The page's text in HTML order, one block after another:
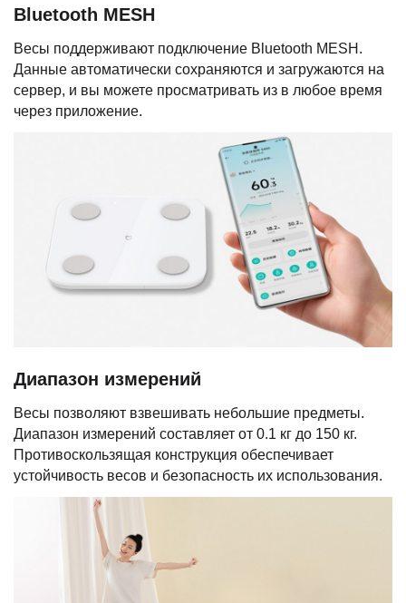
Bluetooth MESH
Весы поддерживают подключение Bluetooth MESH.
Данные автоматически сохраняются и загружаются на
сервер, и вы можете просматривать из в любое время
через приложение.
Диапазон измерений
Весы позволяют взвешивать небольшие предметы.
Диапазон измерений составляет от 0.1 кг до 150 кг.
Противоскользящая конструкция обеспечивает
устойчивость весов и безопасность их использования.